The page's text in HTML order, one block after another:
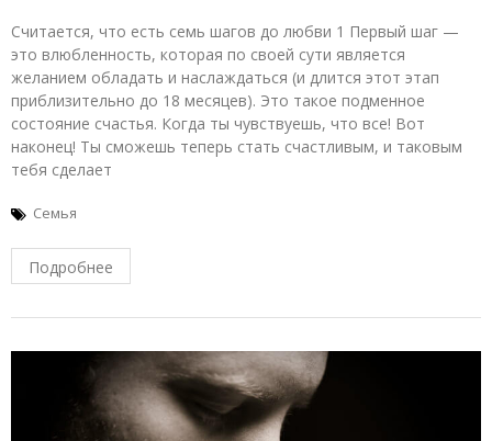
Считается, что есть семь шагов до любви 1 Первый шаг —
это влюбленность, которая по своей сути является
желанием обладать и наслаждаться (и длится этот этап
приблизительно до 18 месяцев). Это такое подменное
состояние счастья. Когда ты чувствуешь, что все! Вот
наконец! Ты сможешь теперь стать счастливым, и таковым
тебя сделает
Семья
Подробнее